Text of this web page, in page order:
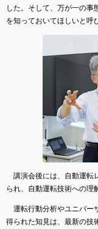
した。そして、万が一の事
を知っておいてほしいと呼
講演会後には、自動運転
られ、自動運転技術への理
運転行動分析やユニバー
得られた知見は、最新の技